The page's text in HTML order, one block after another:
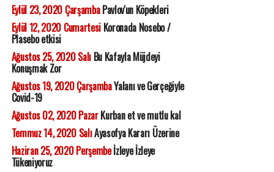
Eylül 23, 2020 ÇarşambaPavlov'un Köpekleri
Eylül 12, 2020 CumartesiKoronada Nosebo /
Plasebo etkisi
Ağustos 25, 2020 SalıBu Kafayla Müjdeyi
Konuşmak Zor
Ağustos 19, 2020 ÇarşambaYalanı ve Gerçeğiyle
Covid-19
Ağustos 02, 2020 PazarKurban et ve mutlu kal
Temmuz 14, 2020 SalıAyasofya Kararı Üzerine
Haziran 25, 2020 Perşembeİzleye İzleye
Tükeniyoruz